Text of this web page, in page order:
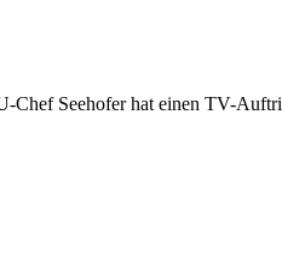
Chef Seehofer hat einen TV-